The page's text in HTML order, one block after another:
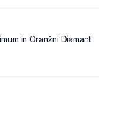
in Oranžni Diamant